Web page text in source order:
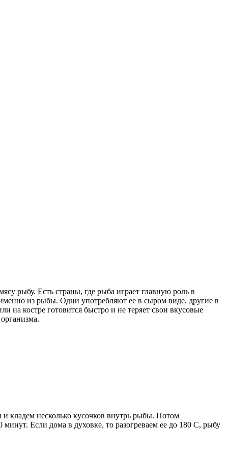
рыбу. Есть страны, где рыба играет главную роль в
из рыбы. Одни употребляют ее в сыром виде, другие в
на костре готовится быстро и не теряет свои вкусовые
кладем несколько кусочков внутрь рыбы. Потом
Если дома в духовке, то разогреваем ее до 180 С, рыбу